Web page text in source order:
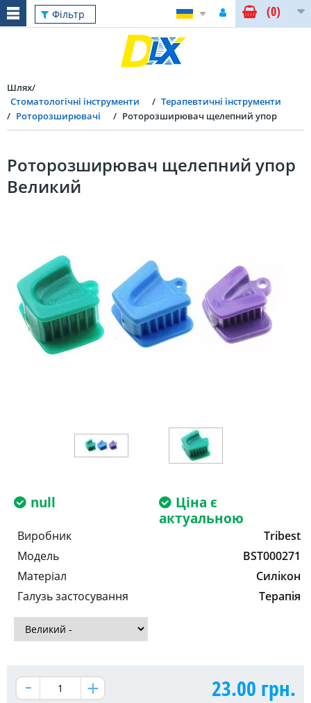
Фільтр (0)
Шлях
Стоматологічні інструменти
Терапевтичні інструменти
Роторозширювачі
Роторозширювач щелепний упор
Роторозширювач щелепний упор
Великий
null
Ціна є
актуальною
Виробник
Tribest
Модель
BST000271
Матеріал
Силікон
Галузь застосування
Терапія
23.00 грн.